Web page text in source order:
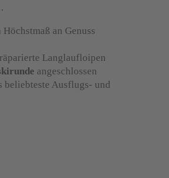
an Genuss
Langlaufloipen
angeschlossen
beliebteste Ausflugs- und